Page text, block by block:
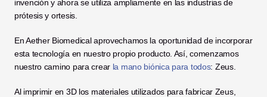
invención y ahora se utiliza ampliamente en las industrias de
prótesis y ortesis.
En Aether Biomedical aprovechamos la oportunidad de incorporar
esta tecnología en nuestro propio producto. Así, comenzamos
nuestro camino para crear la mano biónica para todos: Zeus.
Al imprimir en 3D los materiales utilizados para fabricar Zeus,